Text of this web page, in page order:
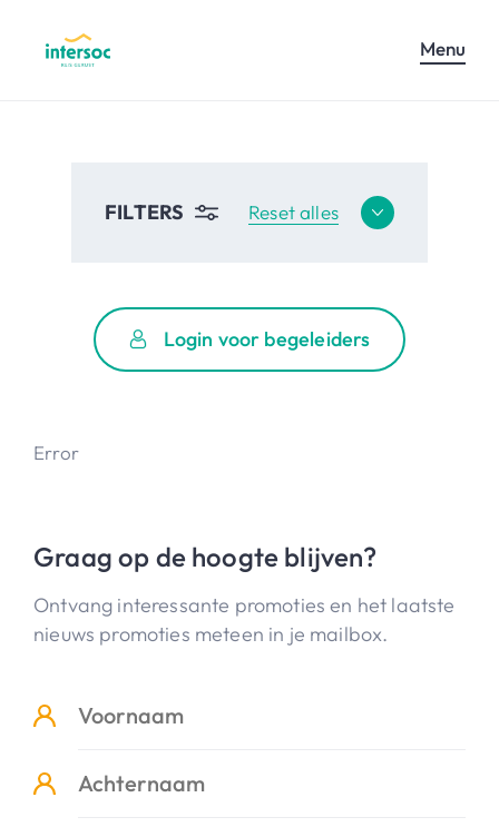
Menu
FILTERS Reset alles
Login voor begeleiders
Error
Graag op de hoogte blijven?
Ontvang interessante promoties en het laatste
nieuws promoties meteen in je mailbox.